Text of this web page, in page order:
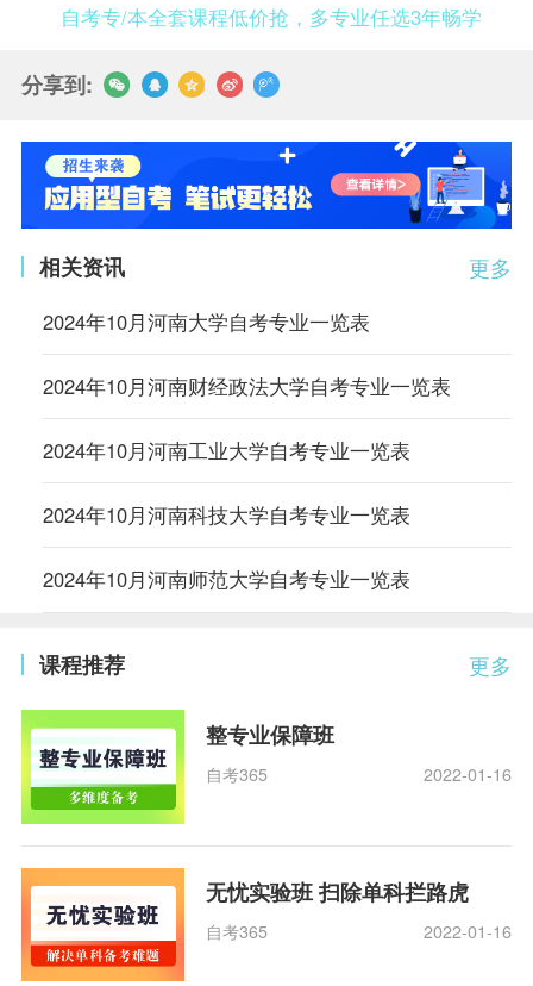
自考专/本全套课程低价抢，多专业任选3年畅学
分享到:
更多
相关资讯
2024年10月河南大学自考专业一览表
2024年10月河南财经政法大学自考专业一览表
2024年10月河南工业大学自考专业一览表
2024年10月河南科技大学自考专业一览表
2024年10月河南师范大学自考专业一览表
更多
课程推荐
整专业保障班
自考365 2022-01-16
无忧实验班 扫除单科拦路虎
自考365 2022-01-16